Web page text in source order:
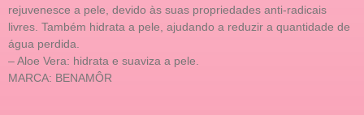
rejuvenesce a pele, devido às suas propriedades anti-radicais
livres. Também hidrata a pele, ajudando a reduzir a quantidade de
água perdida.
– Aloe Vera: hidrata e suaviza a pele.
MARCA: BENAMÔR